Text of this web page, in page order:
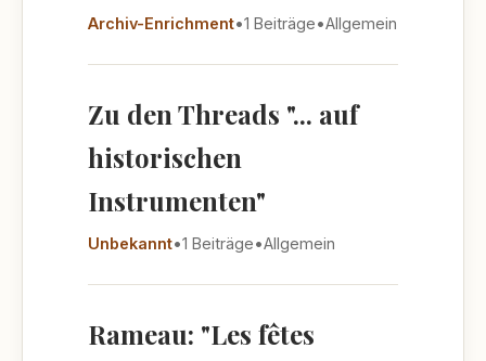
Archiv-Enrichment•1 Beiträge•Allgemein
Zu den Threads "... auf
historischen
Instrumenten"
Unbekannt•1 Beiträge•Allgemein
Rameau: "Les fêtes